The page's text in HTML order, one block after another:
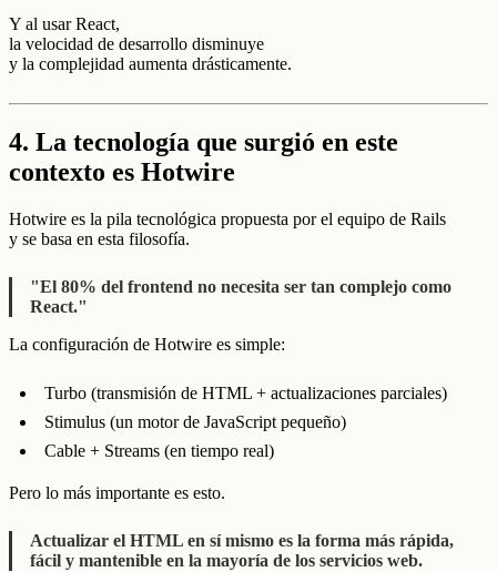
Y al usar React,
la velocidad de desarrollo disminuye
y la complejidad aumenta drásticamente.
4. La tecnología que surgió en este
contexto es Hotwire
Hotwire es la pila tecnológica propuesta por el equipo de Rails
y se basa en esta filosofía.
"El 80% del frontend no necesita ser tan complejo como
React."
La configuración de Hotwire es simple:
Turbo (transmisión de HTML + actualizaciones parciales)
Stimulus (un motor de JavaScript pequeño)
Cable + Streams (en tiempo real)
Pero lo más importante es esto.
Actualizar el HTML en sí mismo es la forma más rápida,
fácil y mantenible en la mayoría de los servicios web.